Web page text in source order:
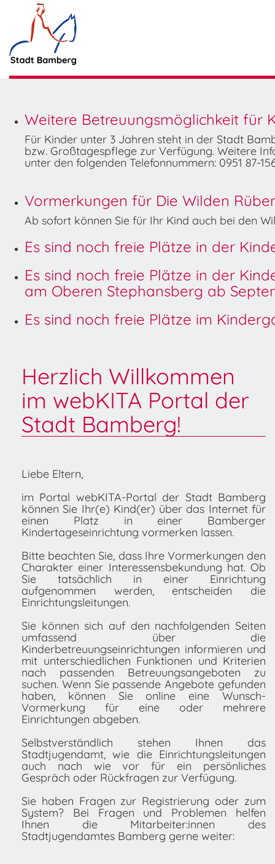
Weitere Betreuungsmöglichkeit für
Für Kinder unter 3 Jahren steht in der Stadt
bzw. Großtagespflege zur Verfügung. Weitere
unter den folgenden Telefonnummern: 0951 87-
Vormerkungen für Die Wilden
Ab sofort können Sie für Ihr Kind auch bei den
Es sind noch freie Plätze in der
Es sind noch freie Plätze in der
am Oberen Stephansberg ab
Es sind noch freie Plätze im
Herzlich Willkommen
im webKITA Portal der
Stadt Bamberg!
Liebe Eltern,
im Portal webKITA-Portal der Stadt Bamberg
können Sie Ihr(e) Kind(er) über das Internet für
einen Platz in einer Bamberger
Kindertageseinrichtung vormerken lassen.
Bitte beachten Sie, dass Ihre Vormerkungen den
Charakter einer Interessensbekundung hat. Ob
Sie tatsächlich in einer Einrichtung
aufgenommen werden, entscheiden die
Einrichtungsleitungen.
Sie können sich auf den nachfolgenden Seiten
umfassend über die
Kinderbetreuungseinrichtungen informieren und
mit unterschiedlichen Funktionen und Kriterien
nach passenden Betreuungsangeboten zu
suchen. Wenn Sie passende Angebote gefunden
haben, können Sie online eine Wunsch-
Vormerkung für eine oder mehrere
Einrichtungen abgeben.
Selbstverständlich stehen Ihnen das
Stadtjugendamt, wie die Einrichtungsleitungen
auch nach wie vor für ein persönliches
Gespräch oder Rückfragen zur Verfügung.
Sie haben Fragen zur Registrierung oder zum
System? Bei Fragen und Problemen helfen
Ihnen die Mitarbeiter:innen des
Stadtjugendamtes Bamberg gerne weiter: